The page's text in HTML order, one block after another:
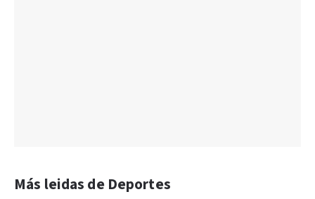
Más leidas de Deportes